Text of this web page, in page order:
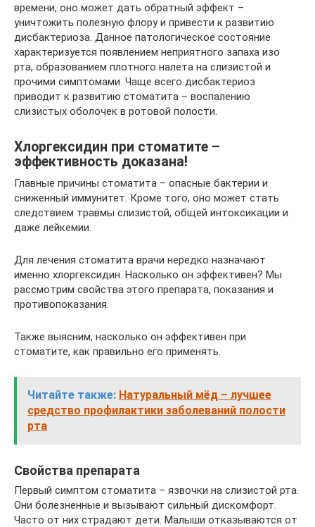
времени, оно может дать обратный эффект –
уничтожить полезную флору и привести к развитию
дисбактериоза. Данное патологическое состояние
характеризуется появлением неприятного запаха изо
рта, образованием плотного налета на слизистой и
прочими симптомами. Чаще всего дисбактериоз
приводит к развитию стоматита – воспалению
слизистых оболочек в ротовой полости.
Хлоргексидин при стоматите –
эффективность доказана!
Главные причины стоматита – опасные бактерии и
сниженный иммунитет. Кроме того, оно может стать
следствием травмы слизистой, общей интоксикации и
даже лейкемии.
Для лечения стоматита врачи нередко назначают
именно хлоргексидин. Насколько он эффективен? Мы
рассмотрим свойства этого препарата, показания и
противопоказания.
Также выясним, насколько он эффективен при
стоматите, как правильно его применять.
Читайте также: Натуральный мёд – лучшее
средство профилактики заболеваний полости
рта
Свойства препарата
Первый симптом стоматита – язвочки на слизистой рта.
Они болезненные и вызывают сильный дискомфорт.
Часто от них страдают дети. Малыши отказываются от